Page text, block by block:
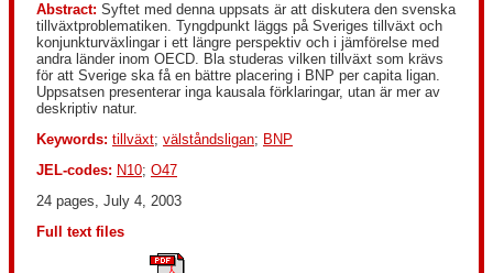
Abstract: Syftet med denna uppsats är att diskutera den svenska
tillväxtproblematiken. Tyngdpunkt läggs på Sveriges tillväxt och
konjunkturväxlingar i ett längre perspektiv och i jämförelse med
andra länder inom OECD. Bla studeras vilken tillväxt som krävs
för att Sverige ska få en bättre placering i BNP per capita ligan.
Uppsatsen presenterar inga kausala förklaringar, utan är mer av
deskriptiv natur.
Keywords: tillväxt; välståndsligan; BNP
JEL-codes: N10; O47
24 pages, July 4, 2003
Full text files